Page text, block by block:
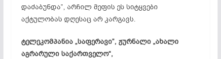
დაძაბუნდა”, არჩილ მეფის ეს სიტყვები
აქტულობასდღესაც არ კარგავს.
ტელეკომპანია „საფერავი”, ჟურნალი „ახალი
აგრარული საქართველო“,